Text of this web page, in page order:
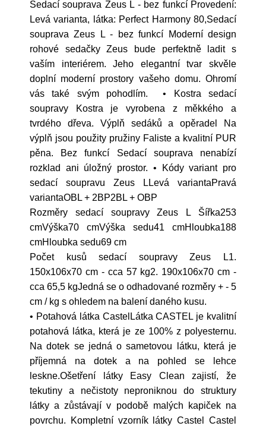
Sedací souprava Zeus L - bez funkcí Provedení:
Levá varianta, látka: Perfect Harmony 80,Sedací
souprava Zeus L - bez funkcí Moderní design
rohové sedačky Zeus bude perfektně ladit s
vaším interiérem. Jeho elegantní tvar skvěle
doplní moderní prostory vašeho domu. Ohromí
vás také svým pohodlím. • Kostra sedací
soupravy Kostra je vyrobena z měkkého a
tvrdého dřeva. Výplň sedáků a opěradel Na
výplň jsou použity pružiny Faliste a kvalitní PUR
pěna. Bez funkcí Sedací souprava nenabízí
rozklad ani úložný prostor. • Kódy variant pro
sedací soupravu Zeus LLevá variantaPravá
variantaOBL + 2BP2BL + OBP
Rozměry sedací soupravy Zeus L Šířka253
cmVýška70 cmVýška sedu41 cmHloubka188
cmHloubka sedu69 cm
Počet kusů sedací soupravy Zeus L1.
150x106x70 cm - cca 57 kg2. 190x106x70 cm -
cca 65,5 kgJedná se o odhadované rozměry + - 5
cm / kg s ohledem na balení daného kusu.
• Potahová látka CastelLátka CASTEL je kvalitní
potahová látka, která je ze 100% z polyesternu.
Na dotek se jedná o sametovou látku, která je
příjemná na dotek a na pohled se lehce
leskne.Ošetření látky Easy Clean zajistí, že
tekutiny a nečistoty neproniknou do struktury
látky a zůstávají v podobě malých kapiček na
povrchu. Kompletní vzorník látky Castel Castel